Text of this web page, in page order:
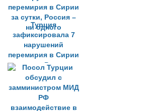
Турция
зафиксировала 7
нарушений
перемирия в Сирии
за сутки, Россия –
ни одного